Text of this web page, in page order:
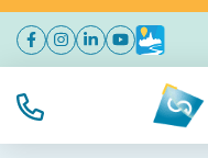
Aller
navigation
Aller
au
Aller
au
de
Facebook
(ouverture dans un nouvel
Instagram
(ouverture dans un
Linkedin
(ouverture dans
YouTube
(ouverture
Météo
TÉL.